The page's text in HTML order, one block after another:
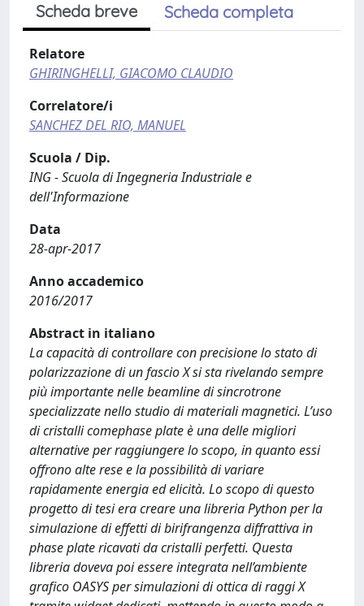
Scheda breve Scheda completa
Relatore
GHIRINGHELLI, GIACOMO CLAUDIO
Correlatore/i
SANCHEZ DEL RIO, MANUEL
Scuola / Dip.
ING - Scuola di Ingegneria Industriale e
dell'Informazione
Data
28-apr-2017
Anno accademico
2016/2017
Abstract in italiano
La capacità di controllare con precisione lo stato di
polarizzazione di un fascio X si sta rivelando sempre
più importante nelle beamline di sincrotrone
specializzate nello studio di materiali magnetici. L’uso
di cristalli comephase plate è una delle migliori
alternative per raggiungere lo scopo, in quanto essi
oﬀrono alte rese e la possibilità di variare
rapidamente energia ed elicità. Lo scopo di questo
progetto di tesi era creare una libreria Python per la
simulazione di eﬀetti di birifrangenza diﬀrattiva in
phase plate ricavati da cristalli perfetti. Questa
libreria doveva poi essere integrata nell’ambiente
graﬁco OASYS per simulazioni di ottica di raggi X